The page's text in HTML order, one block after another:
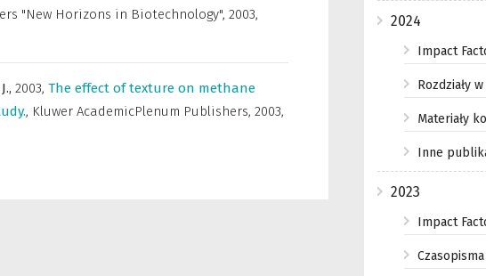
"New Horizons in Biotechnology", 2003,
2003, The effect of texture on methane
, Kluwer AcademicPlenum Publishers, 2003,
2024
Impact
Rozdziały
Materiały
Inne
2023
Impact